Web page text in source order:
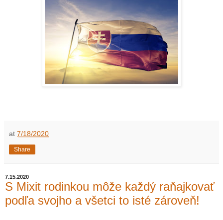
at 7/18/2020
Share
7.15.2020
S Mixit rodinkou môže každý raňajkovať
podľa svojho a všetci to isté zároveň!